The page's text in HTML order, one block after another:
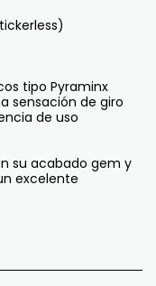
tipo Pyraminx
sensación de giro
de uso
su acabado gem y
excelente